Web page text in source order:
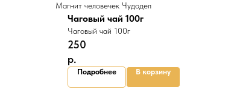
Магнит человечек Чудодел
Чаговый чай 100г
Чаговый чай 100г
250
р.
Подробнее В корзину